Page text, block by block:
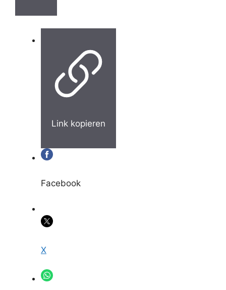
Link kopieren
Facebook
X